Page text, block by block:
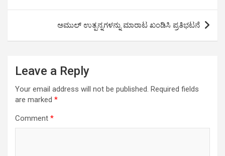
ಅಮುಲ್ ಉತ್ಪನ್ನಗಳನ್ನು ಮಾರಾಟ ಖಂಡಿಸಿ ಪ್ರತಿಭಟನೆ
Leave a Reply
Your email address will not be published. Required fields
are marked *
Comment *